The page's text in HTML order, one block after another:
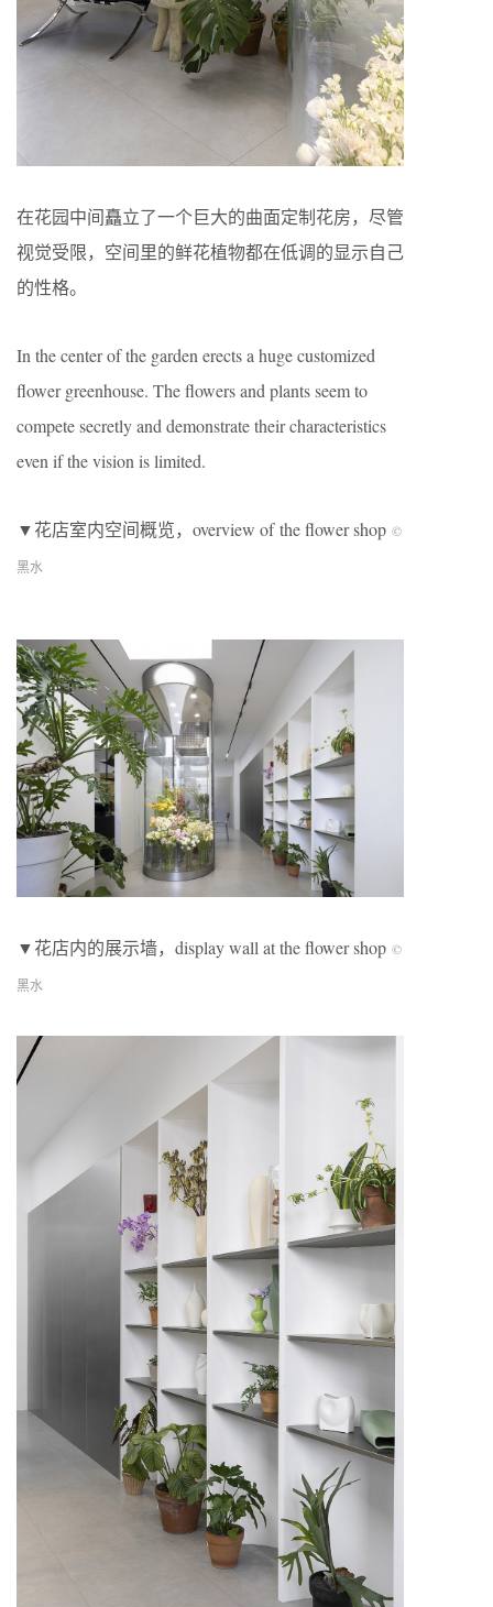
在花园中间矗立了一个巨大的曲面定制花房，尽管
视觉受限，空间里的鲜花植物都在低调的显示自己
的性格。
In the center of the garden erects a huge customized
flower greenhouse. The flowers and plants seem to
compete secretly and demonstrate their characteristics
even if the vision is limited.
▼花店室内空间概览，overview of the flower shop ©
黑水
▼花店内的展示墙，display wall at the flower shop ©
黑水